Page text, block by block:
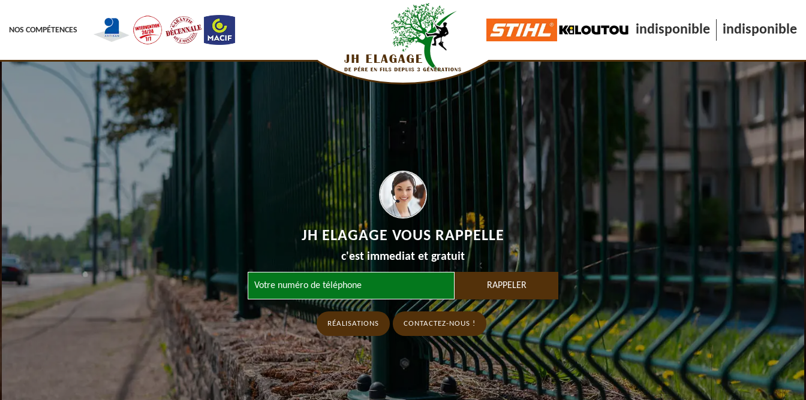
NOS COMPÉTENCES indisponible indisponible
JH ELAGAGE VOUS RAPPELLE
c'est immediat et gratuit
RÉALISATIONS CONTACTEZ-NOUS !